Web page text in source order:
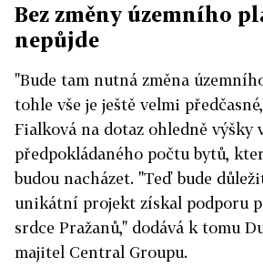
Bez změny územního
nepůjde
"Bude tam nutná změna
tohle vše je ještě velmi
Fialková na dotaz ohledně výšky
předpokládaného počtu bytů,
budou nacházet. "Teď bude
unikátní projekt získal podporu
srdce Pražanů," dodává k tomu
majitel Central Groupu.